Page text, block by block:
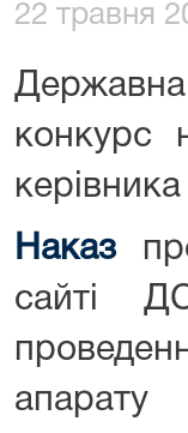
22 травня
конкурс
Наказ
сайті